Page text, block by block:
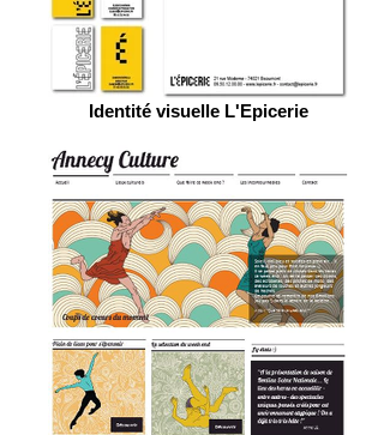
Identité visuelle L'Epicerie